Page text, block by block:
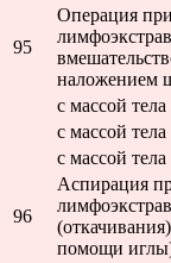
95
Операция
наложением
с массой
с массой
с массой
96
Аспирация
помощи